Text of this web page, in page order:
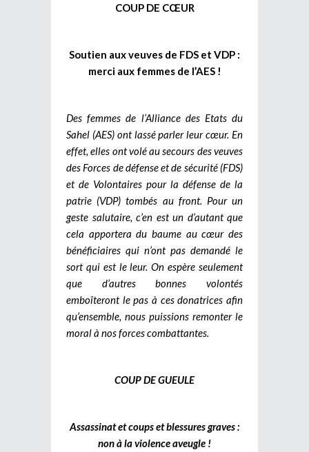
COUP DE CŒUR
Soutien aux veuves de FDS et VDP :
merci aux femmes de l’AES !
Des femmes de l’Alliance des Etats du
Sahel (AES) ont lassé parler leur cœur. En
effet, elles ont volé au secours des veuves
des Forces de défense et de sécurité (FDS)
et de Volontaires pour la défense de la
patrie (VDP) tombés au front. Pour un
geste salutaire, c’en est un d’autant que
cela apportera du baume au cœur des
bénéficiaires qui n’ont pas demandé le
sort qui est le leur. On espère seulement
que d’autres bonnes volontés
emboîteront le pas à ces donatrices afin
qu’ensemble, nous puissions remonter le
moral à nos forces combattantes.
COUP DE GUEULE
Assassinat et coups et blessures graves :
non à la violence aveugle !